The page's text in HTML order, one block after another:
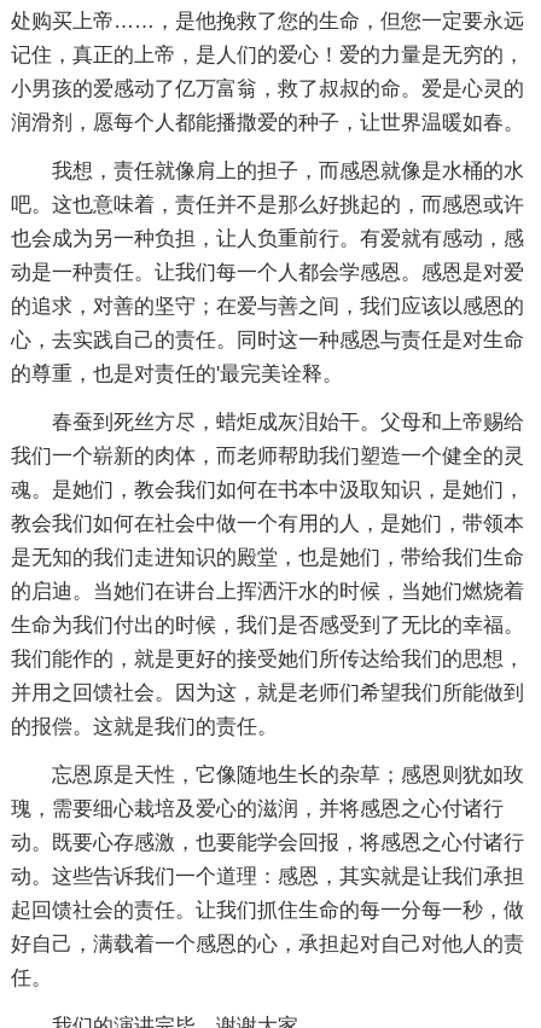
处购买上帝……，是他挽救了您的生命，但您一定要永远
记住，真正的上帝，是人们的爱心！爱的力量是无穷的，
小男孩的爱感动了亿万富翁，救了叔叔的命。爱是心灵的
润滑剂，愿每个人都能播撒爱的种子，让世界温暖如春。
我想，责任就像肩上的担子，而感恩就像是水桶的水
吧。这也意味着，责任并不是那么好挑起的，而感恩或许
也会成为另一种负担，让人负重前行。有爱就有感动，感
动是一种责任。让我们每一个人都会学感恩。感恩是对爱
的追求，对善的坚守；在爱与善之间，我们应该以感恩的
心，去实践自己的责任。同时这一种感恩与责任是对生命
的尊重，也是对责任的'最完美诠释。
春蚕到死丝方尽，蜡炬成灰泪始干。父母和上帝赐给
我们一个崭新的肉体，而老师帮助我们塑造一个健全的灵
魂。是她们，教会我们如何在书本中汲取知识，是她们，
教会我们如何在社会中做一个有用的人，是她们，带领本
是无知的我们走进知识的殿堂，也是她们，带给我们生命
的启迪。当她们在讲台上挥洒汗水的时候，当她们燃烧着
生命为我们付出的时候，我们是否感受到了无比的幸福。
我们能作的，就是更好的接受她们所传达给我们的思想，
并用之回馈社会。因为这，就是老师们希望我们所能做到
的报偿。这就是我们的责任。
忘恩原是天性，它像随地生长的杂草；感恩则犹如玫
瑰，需要细心栽培及爱心的滋润，并将感恩之心付诸行
动。既要心存感激，也要能学会回报，将感恩之心付诸行
动。这些告诉我们一个道理：感恩，其实就是让我们承担
起回馈社会的责任。让我们抓住生命的每一分每一秒，做
好自己，满载着一个感恩的心，承担起对自己对他人的责
任。